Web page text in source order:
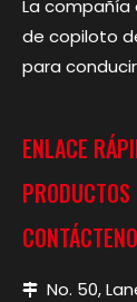
La
de copiloto
para
ENLACE
PRODUCTOS
 No. 50,